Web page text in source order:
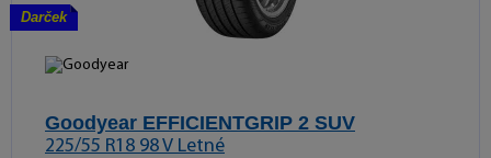
Darček
Goodyear EFFICIENTGRIP 2 SUV
225/55 R18 98 V Letné